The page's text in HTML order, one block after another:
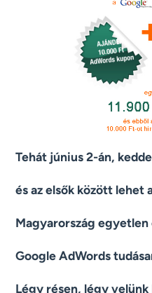
Tehát június 2-án,
és az elsők között lehet
Magyarország
Google AdWords
Légy résen, légy